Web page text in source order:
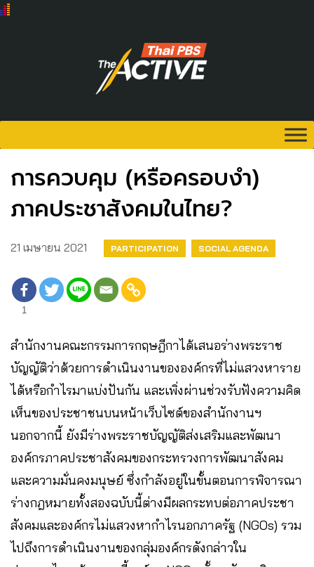
การควบคุม (หรือครอบงำ)
ภาคประชาสังคมในไทย?
21 เมษายน 2021 PARTICIPATION SOCIAL AGENDA
1
สำนักงานคณะกรรมการกฤษฎีกาได้เสนอร่างพระราช
บัญญัติว่าด้วยการดำเนินงานขององค์กรที่ไม่แสวงหาราย
ได้หรือกำไรมาแบ่งปันกัน และเพิ่งผ่านช่วงรับฟังความคิด
เห็นของประชาชนบนหน้าเว็บไซต์ของสำนักงานฯ
นอกจากนี้ ยังมีร่างพระราชบัญญัติส่งเสริมและพัฒนา
องค์กรภาคประชาสังคมของกระทรวงการพัฒนาสังคม
และความมั่นคงมนุษย์ ซึ่งกำลังอยู่ในขั้นตอนการพิจารณา
ร่างกฎหมายทั้งสองฉบับนี้ต่างมีผลกระทบต่อภาคประชา
สังคมและองค์กรไม่แสวงหากำไรนอกภาครัฐ (NGOs) รวม
ไปถึงการดำเนินงานของกลุ่มองค์กรดังกล่าวใน